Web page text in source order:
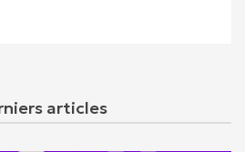
articles